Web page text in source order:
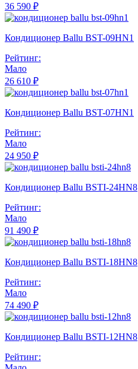
36 590 ₽
Кондиционер Ballu BST-09HN1
Рейтинг:
Мало
26 610 ₽
Кондиционер Ballu BST-07HN1
Рейтинг:
Мало
24 950 ₽
Кондиционер Ballu BSTI-24HN8
Рейтинг:
Мало
91 490 ₽
Кондиционер Ballu BSTI-18HN8
Рейтинг:
Мало
74 490 ₽
Кондиционер Ballu BSTI-12HN8
Рейтинг: